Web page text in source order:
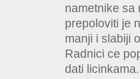
nametnike sa
prepoloviti je
manji i slabiji
Radnici ce
dati